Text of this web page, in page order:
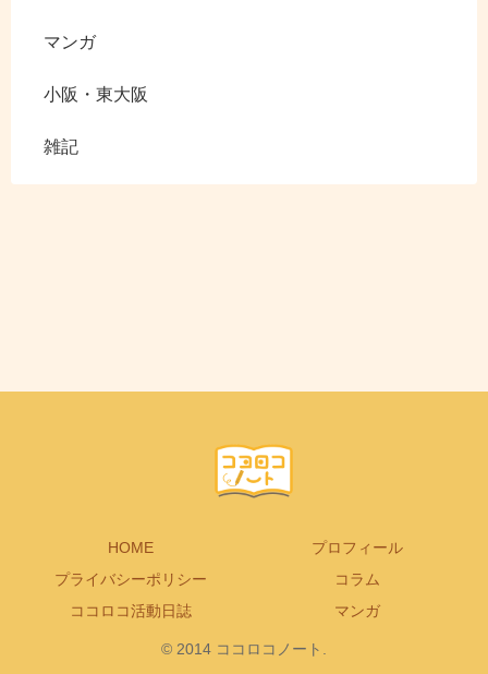
マンガ
小阪・東大阪
雑記
HOME
プロフィール
プライバシーポリシー
コラム
ココロコ活動日誌
マンガ
© 2014 ココロコノート.